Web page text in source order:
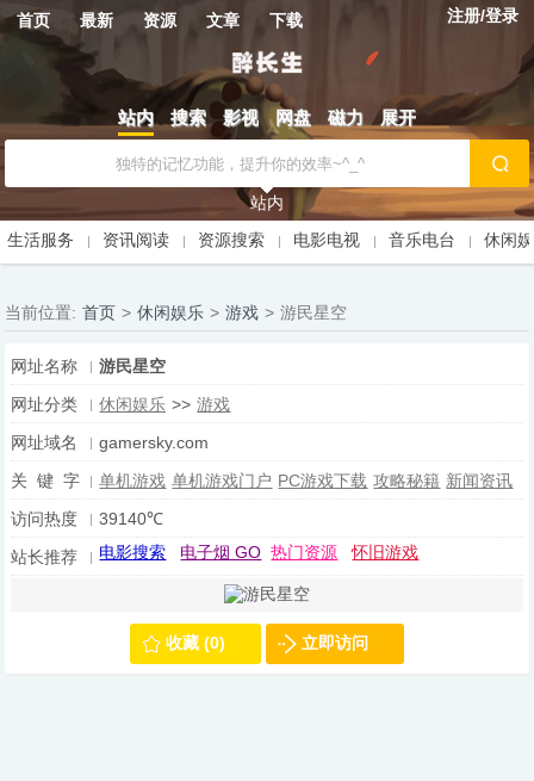
首页 最新 资源 文章 下载 注册/登录
站内 搜索 影视 网盘 磁力 展开
站内
生活服务
资讯阅读 资源搜索 电影电视 音乐电台 休闲
当前位置: 首页 > 休闲娱乐 > 游戏 > 游民星空
网址名称
游民星空
网址分类
休闲娱乐 >> 游戏
网址域名
gamersky.com
关 键 字
单机游戏 单机游戏门户 PC游戏下载 攻略秘籍 新闻资讯
访问热度
39140℃
站长推荐
电影搜索 电子烟 GO 热门资源 怀旧游戏
收藏 (0) 立即访问